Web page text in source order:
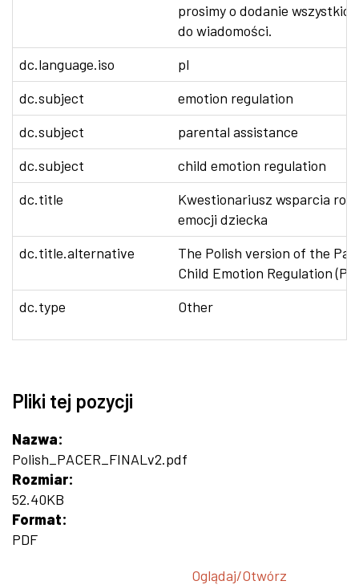
prosimy o dodanie
do wiadomości.
dc.language.iso
pl
dc.subject
emotion regulation
dc.subject
parental assistance
dc.subject
child emotion regulation
dc.title
Kwestionariusz wsparcia
emocji dziecka
dc.title.alternative
The Polish version of the
Child Emotion Regulation
dc.type
Other
Pliki tej pozycji
Nazwa:
Polish_PACER_FINALv2.pdf
Rozmiar:
52.40KB
Format:
PDF
Oglądaj/Otwórz